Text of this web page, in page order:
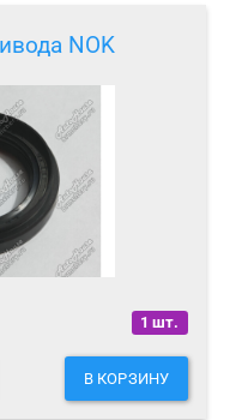
NOK
1 шт.
В КОРЗИНУ